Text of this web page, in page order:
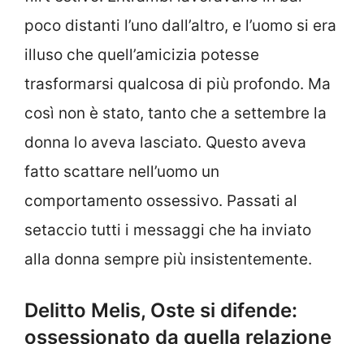
poco distanti l’uno dall’altro, e l’uomo si era
illuso che quell’amicizia potesse
trasformarsi qualcosa di più profondo. Ma
così non è stato, tanto che a settembre la
donna lo aveva lasciato. Questo aveva
fatto scattare nell’uomo un
comportamento ossessivo. Passati al
setaccio tutti i messaggi che ha inviato
alla donna sempre più insistentemente.
Delitto Melis, Oste si difende:
ossessionato da quella relazione